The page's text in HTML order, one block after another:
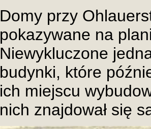
Domy przy
pokazywane na
Niewykluczone
budynki, które
ich miejscu
nich znajdował się